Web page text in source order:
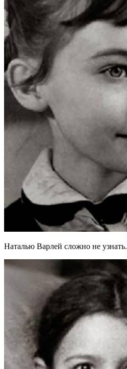
Наталью Варлей сложно не узнать.